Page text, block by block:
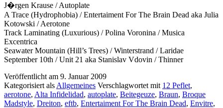
J�rgen Krause / Autoplate
A Trace (Hydrophobia) / Entertaiment For The Brain Dead aka Julia
Kotowski / Aerotone
Track Laminating (Luxurious) / Polina Voronina / Musica
Excentrica
Seawater Mountain (Hill’s Trees) / Winterstrand / Laridae
September 10th / Unit 21 aka Stanislav Vdovin / Thinner
Veröffentlicht am 9. Januar 2009
Kategorisiert als Allgemeines Verschlagwortet mit 12 Peflet,
aerotone, Alta Infidelidad, autoplate, Beitegeuze, Braun, Broque
Madstyle, Dreiton, eftb, Entertaiment For The Brain Dead, Envitre,